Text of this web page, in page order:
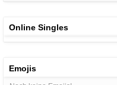
Online Singles
Emojis